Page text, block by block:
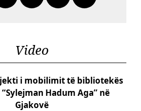
Video
i mobilimit të bibliotekës
Hadum Aga” në
Gjakovë